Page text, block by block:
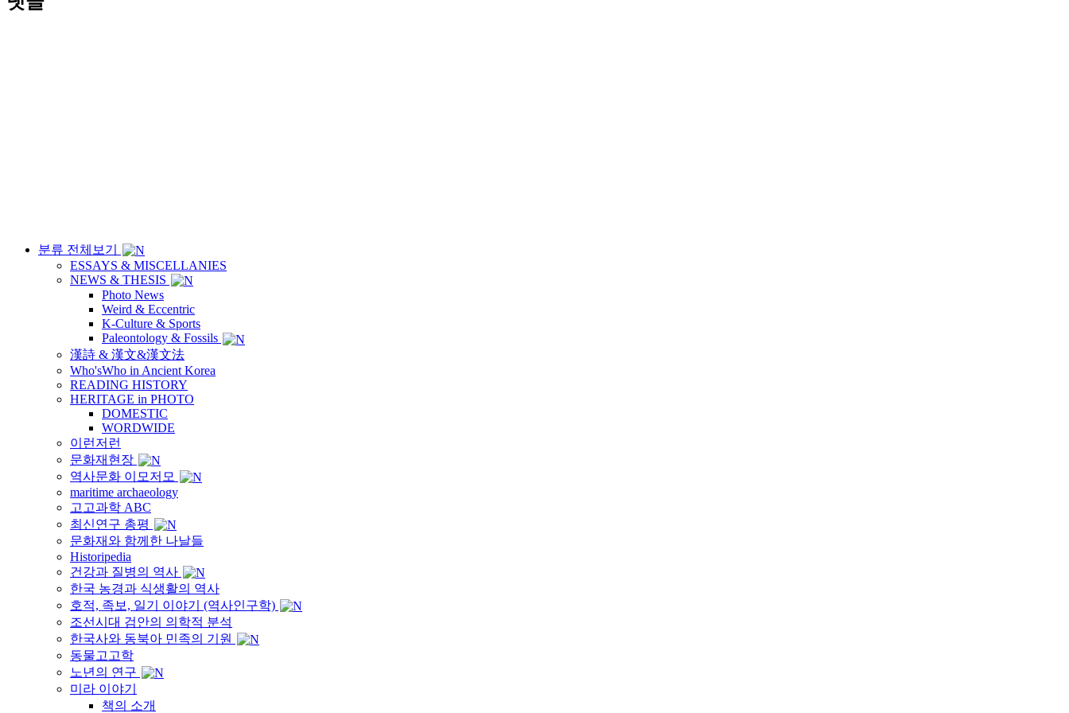
분류 전체보기
ESSAYS & MISCELLANIES
NEWS & THESIS
Photo News
Weird & Eccentric
K-Culture & Sports
Paleontology & Fossils
漢詩 & 漢文&漢文法
Who'sWho in Ancient Korea
READING HISTORY
HERITAGE in PHOTO
DOMESTIC
WORDWIDE
이런저런
문화재현장
역사문화 이모저모
maritime archaeology
고고과학 ABC
최신연구 총평
문화재와 함께한 나날들
Historipedia
건강과 질병의 역사
한국 농경과 식생활의 역사
호적, 족보, 일기 이야기 (역사인구학)
조선시대 검안의 의학적 분석
한국사와 동북아 민족의 기원
동물고고학
노년의 연구
미라 이야기
책의 소개